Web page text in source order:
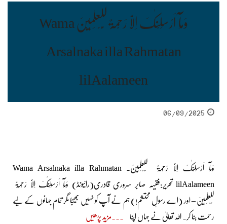
وَمَآ اَرْسَلْنٰکَ اِلَّا رَحْمَۃً لِّلْعٰلَمِیْنَ Wama
Arsalnaka illa Rahmatan
lilAalameen
06/09/2025
وَمَآ اَرْسَلْنٰکَ اِلَّا رَحْمَۃً لِّلْعٰلَمِیْنَ۔ Wama Arsalnaka illa Rahmatan
lilAalameen تحریر:فقیہہ صابر سروری قادری(رائیونڈ) وَمَآ اَرْسَلْنٰکَ اِلَّا رَحْمَۃً
لِّلْعٰلَمِیْنَ – اور (اے رسولِ محتشم!) ہم نے آپ کو نہیں بھیجا مگر تمام جہانوں کے لیے
رحمت بنا کر۔ اللہ تعالیٰ نے جہاں اپنا مزید پڑھیں